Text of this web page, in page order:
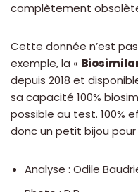
complètement
Cette donnée n’est
exemple, la «
depuis 2018 et
sa capacité 100%
possible au test. 100%
donc un petit bijou
Analyse : Odile